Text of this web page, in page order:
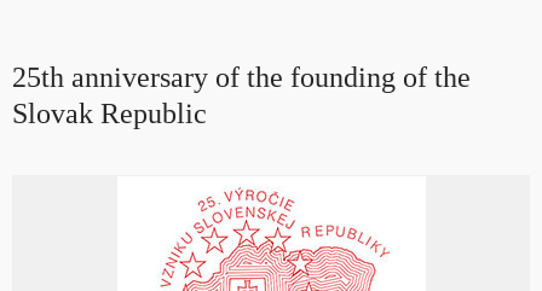
25th anniversary of the founding of the
Slovak Republic